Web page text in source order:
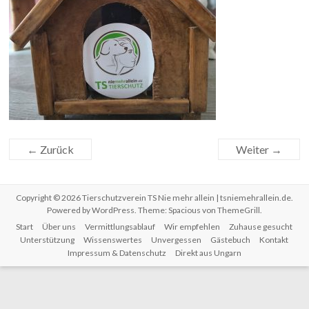
← Zurück Weiter →
Copyright © 2026Tierschutzverein TS Nie mehr allein | tsniemehrallein.de.
Powered byWordPress. Theme: Spacious von ThemeGrill.
Start
Über uns Vermittlungsablauf Wir empfehlen
Zuhause gesucht
Unterstützung
Wissenswertes Unvergessen Gästebuch
Kontakt
Impressum & Datenschutz
Direkt aus Ungarn